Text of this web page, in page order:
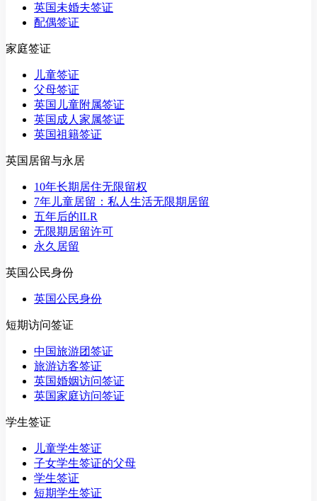
英国未婚夫签证
配偶签证
家庭签证
儿童签证
父母签证
英国儿童附属签证
英国成人家属签证
英国祖籍签证
英国居留与永居
10年长期居住无限留权
7年儿童居留：私人生活无限期居留
五年后的ILR
无限期居留许可
永久居留
英国公民身份
英国公民身份
短期访问签证
中国旅游团签证
旅游访客签证
英国婚姻访问签证
英国家庭访问签证
学生签证
儿童学生签证
子女学生签证的父母
学生签证
短期学生签证